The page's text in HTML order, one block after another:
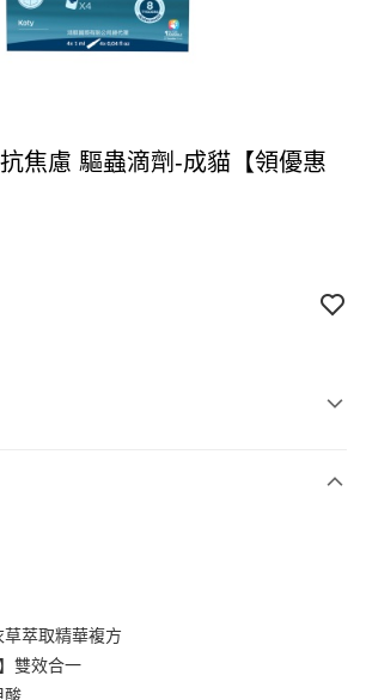
焦慮 驅蟲滴劑-成貓【領優惠
萃取精華複方
雙效合一
酸